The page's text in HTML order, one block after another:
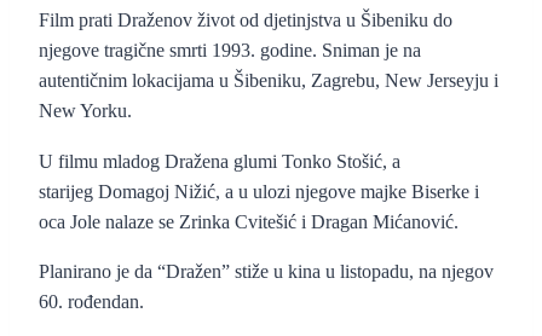
Film prati Draženov život od djetinjstva u Šibeniku do
njegove tragične smrti 1993. godine. Sniman je na
autentičnim lokacijama u Šibeniku, Zagrebu, New Jerseyju i
New Yorku.
U filmu mladog Dražena glumi Tonko Stošić, a
starijeg Domagoj Nižić, a u ulozi njegove majke Biserke i
oca Jole nalaze se Zrinka Cvitešić i Dragan Mićanović.
Planirano je da “Dražen” stiže u kina u listopadu, na njegov
60. rođendan.